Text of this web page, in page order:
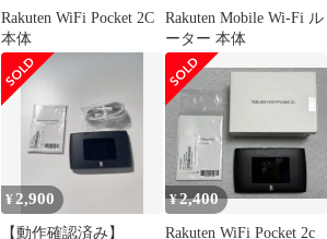
Rakuten WiFi Pocket 2C
本体
Rakuten Mobile Wi-Fi ル
ーター 本体
¥ 2,900
【動作確認済み】
¥2,400
Rakuten WiFi Pocket 2c